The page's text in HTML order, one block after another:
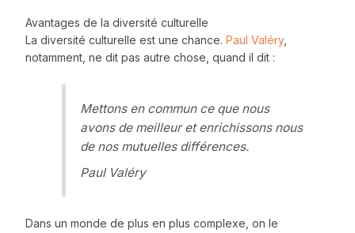
Avantages de la diversité culturelle
La diversité culturelle est une chance. Paul Valéry,
notamment, ne dit pas autre chose, quand il dit :
Mettons en commun ce que nous
avons de meilleur et enrichissons nous
de nos mutuelles différences.
Paul Valéry
Dans un monde de plus en plus complexe, on le